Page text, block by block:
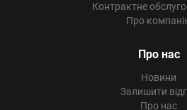
Контрактне
Про
Про нас
Новини
Залишити
Про нас